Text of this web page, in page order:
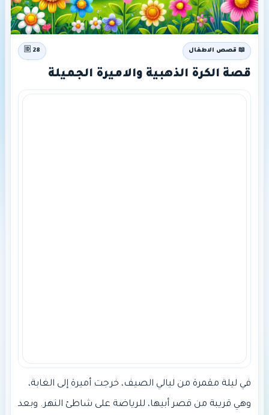
📖 قصص الاطفال 🆔 28
قصة الكرة الذهبية والاميرة الجميلة
في ليلة مقمرة من ليالي الصيف، خرجت أميرة إلى الغابة،
وهي قريبة من قصر أبيها، للرياضة على شاطئ النهر. وبعد